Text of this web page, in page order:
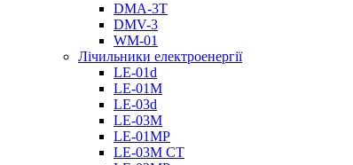
DMА-3T
DMV-3
WM-01
Лічильники електроенергії
LE-01d
LE-01M
LE-03d
LE-03M
LE-01MP
LE-03M CT